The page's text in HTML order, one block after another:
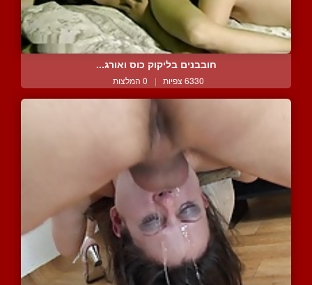
חובבנים בליקוק כוס ואורג...
6330 צפיות | 0 המלצות